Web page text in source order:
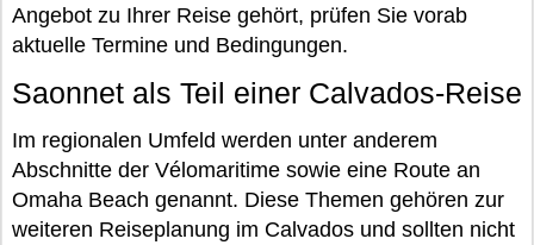
Angebot zu Ihrer Reise gehört, prüfen Sie vorab
aktuelle Termine und Bedingungen.
Saonnet als Teil einer Calvados-Reise
Im regionalen Umfeld werden unter anderem
Abschnitte der Vélomaritime sowie eine Route an
Omaha Beach genannt. Diese Themen gehören zur
weiteren Reiseplanung im Calvados und sollten nicht